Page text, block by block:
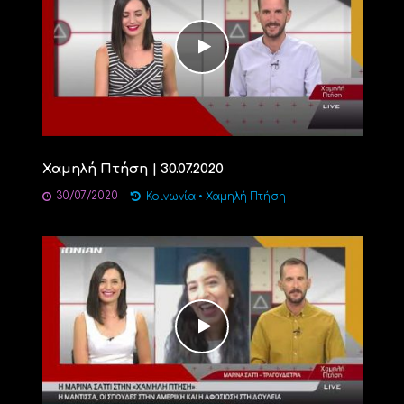
Χαμηλή Πτήση | 30.07.2020
30/07/2020 Κοινωνία • Χαμηλή Πτήση